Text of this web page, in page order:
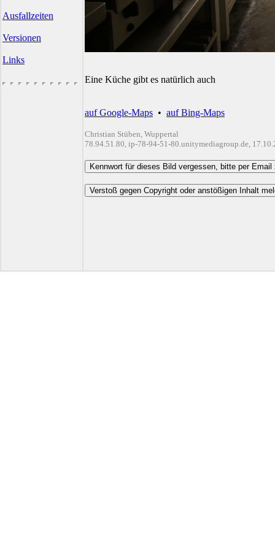
Ausfallzeiten
Versionen
Links
Eine Küche gibt es natürlich auch
auf Google-Maps • auf Bing-Maps
Christian Stüben, Wuppertal
78.94.51.80, ip-78-94-51-80.unitymediagroup.de,